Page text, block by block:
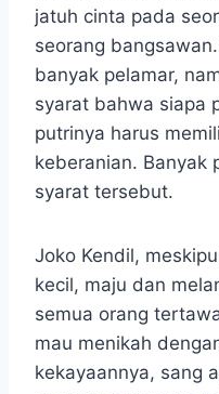
jatuh cinta pada
seorang
banyak pelamar,
syarat bahwa siapa
putrinya harus
keberanian. Banyak
syarat tersebut.
Joko Kendil,
kecil, maju dan
semua orang
mau menikah
kekayaannya, sang